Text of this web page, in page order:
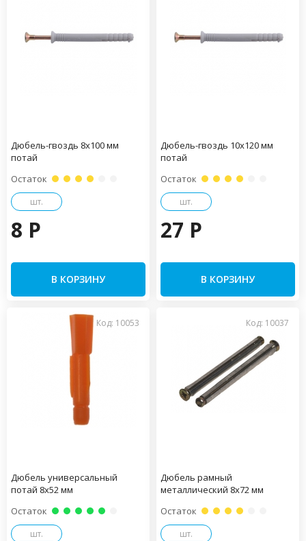
Дюбель-гвоздь 8х100 мм
потай
Остаток
шт.
8 P
В КОРЗИНУ
Дюбель-гвоздь 10х120 мм
потай
Остаток
шт.
27 P
В КОРЗИНУ
Код: 10053
Дюбель универсальный
потай 8х52 мм
Остаток
шт.
Код: 10037
Дюбель рамный
металлический 8х72 мм
Остаток
шт.